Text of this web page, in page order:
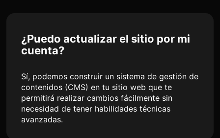
¿Puedo actualizar el sitio por mi
cuenta?
Sí, podemos construir un sistema de gestión de
contenidos (CMS) en tu sitio web que te
permitirá realizar cambios fácilmente sin
necesidad de tener habilidades técnicas
avanzadas.